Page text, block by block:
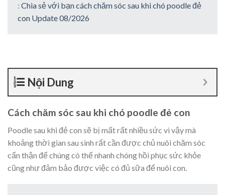
: Chia sẻ với bạn cách chăm sóc sau khi chó poodle đẻ
con Update 08/2026
Nội Dung
Cách chăm sóc sau khi chó poodle đẻ con
Poodle sau khi đẻ con sẽ bị mất rất nhiều sức vì vậy mà
khoảng thời gian sau sinh rất cần được chủ nuôi chăm sóc
cẩn thận để chúng có thể nhanh chóng hồi phục sức khỏe
cũng như đảm bảo được việc có đủ sữa để nuôi con.